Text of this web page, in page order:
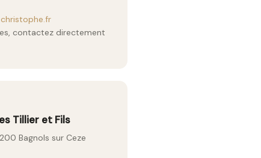
contactez directement
Tillier et Fils
Bagnols sur Ceze